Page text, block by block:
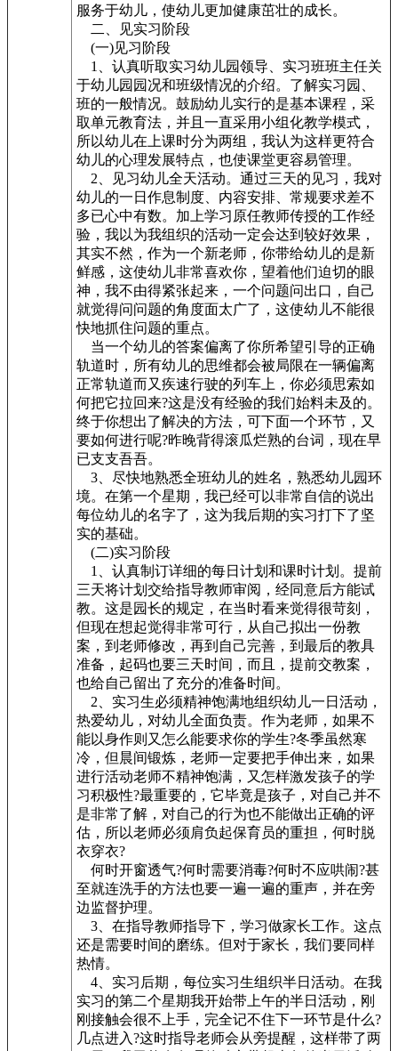
服务于幼儿，使幼儿更加健康茁壮的成长。
二、见实习阶段
(一)见习阶段
1、认真听取实习幼儿园领导、实习班班主任关
于幼儿园园况和班级情况的介绍。了解实习园、
班的一般情况。鼓励幼儿实行的是基本课程，采
取单元教育法，并且一直采用小组化教学模式，
所以幼儿在上课时分为两组，我认为这样更符合
幼儿的心理发展特点，也使课堂更容易管理。
2、见习幼儿全天活动。通过三天的见习，我对
幼儿的一日作息制度、内容安排、常规要求差不
多已心中有数。加上学习原任教师传授的工作经
验，我以为我组织的活动一定会达到较好效果，
其实不然，作为一个新老师，你带给幼儿的是新
鲜感，这使幼儿非常喜欢你，望着他们迫切的眼
神，我不由得紧张起来，一个问题问出口，自己
就觉得问问题的角度面太广了，这使幼儿不能很
快地抓住问题的重点。
当一个幼儿的答案偏离了你所希望引导的正确
轨道时，所有幼儿的思维都会被局限在一辆偏离
正常轨道而又疾速行驶的列车上，你必须思索如
何把它拉回来?这是没有经验的我们始料未及的。
终于你想出了解决的方法，可下面一个环节，又
要如何进行呢?昨晚背得滚瓜烂熟的台词，现在早
已支支吾吾。
3、尽快地熟悉全班幼儿的姓名，熟悉幼儿园环
境。在第一个星期，我已经可以非常自信的说出
每位幼儿的名字了，这为我后期的实习打下了坚
实的基础。
(二)实习阶段
1、认真制订详细的每日计划和课时计划。提前
三天将计划交给指导教师审阅，经同意后方能试
教。这是园长的规定，在当时看来觉得很苛刻，
但现在想起觉得非常可行，从自己拟出一份教
案，到老师修改，再到自己完善，到最后的教具
准备，起码也要三天时间，而且，提前交教案，
也给自己留出了充分的准备时间。
2、实习生必须精神饱满地组织幼儿一日活动，
热爱幼儿，对幼儿全面负责。作为老师，如果不
能以身作则又怎么能要求你的学生?冬季虽然寒
冷，但晨间锻炼，老师一定要把手伸出来，如果
进行活动老师不精神饱满，又怎样激发孩子的学
习积极性?最重要的，它毕竟是孩子，对自己并不
是非常了解，对自己的行为也不能做出正确的评
估，所以老师必须肩负起保育员的重担，何时脱
衣穿衣?
何时开窗透气?何时需要消毒?何时不应哄闹?甚
至就连洗手的方法也要一遍一遍的重声，并在旁
边监督护理。
3、在指导教师指导下，学习做家长工作。这点
还是需要时间的磨练。但对于家长，我们要同样
热情。
4、实习后期，每位实习生组织半日活动。在我
实习的第二个星期我开始带上午的半日活动，刚
刚接触会很不上手，完全记不住下一环节是什么?
几点进入?这时指导老师会从旁提醒，这样带了两